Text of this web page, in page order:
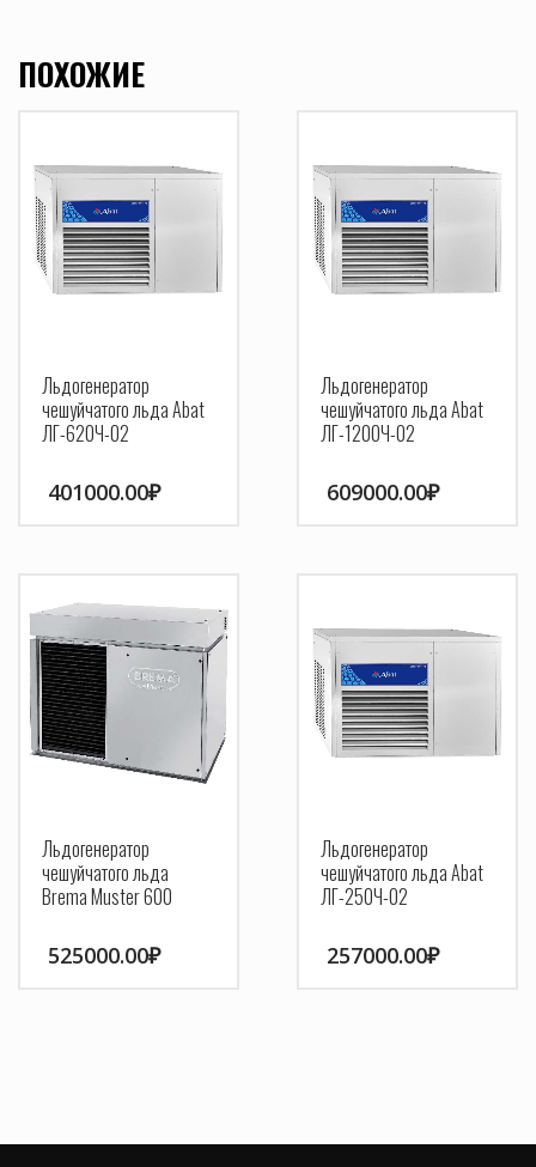
ПОХОЖИЕ
Льдогенератор
чешуйчатого льда Abat
ЛГ-620Ч-02
401000.00₽
Льдогенератор
чешуйчатого льда Abat
ЛГ-1200Ч-02
609000.00₽
Льдогенератор
чешуйчатого льда
Brema Muster 600
525000.00₽
Льдогенератор
чешуйчатого льда Abat
ЛГ-250Ч-02
257000.00₽